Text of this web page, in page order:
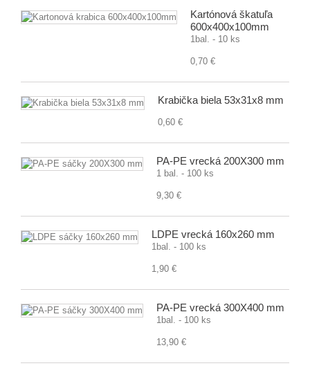
Kartónová škatuľa
600x400x100mm
1bal. - 10 ks
0,70 €
Krabička biela 53x31x8 mm
0,60 €
PA-PE vrecká 200X300 mm
1 bal. - 100 ks
9,30 €
LDPE vrecká 160x260 mm
1bal. - 100 ks
1,90 €
PA-PE vrecká 300X400 mm
1bal. - 100 ks
13,90 €